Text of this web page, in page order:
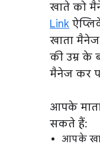
खाते को
Link
खाता
की उम्र के
मैनेज कर
आपके
सकते हैं:
आपके